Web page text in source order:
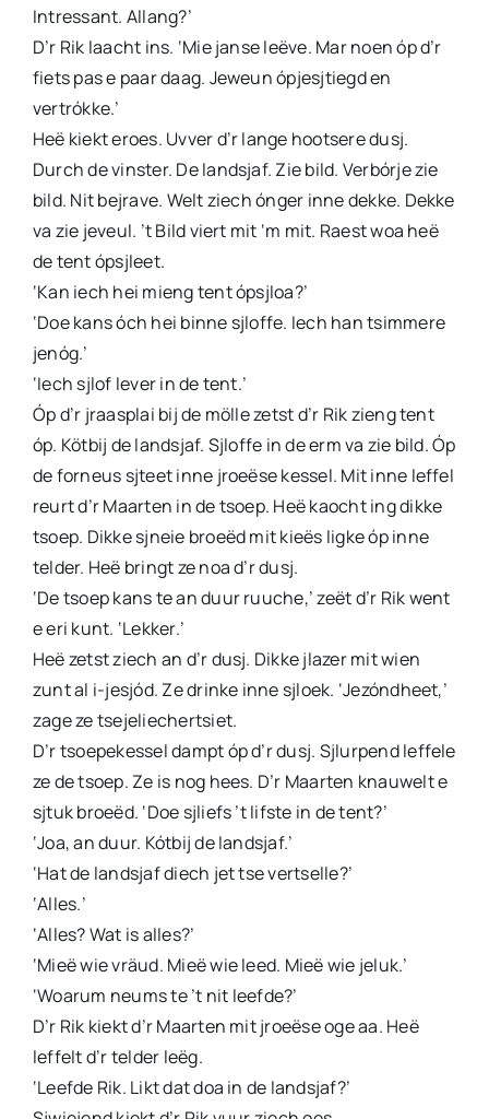
Intressant. Allang?’
D’r Rik laacht ins. ‘Mie janse leëve. Mar noen óp d’r
fiets pas e paar daag. Jeweun ópjesjtiegd en
vertrókke.’
Heë kiekt eroes. Uvver d’r lange hootsere dusj.
Durch de vinster. De landsjaf. Zie bild. Verbórje zie
bild. Nit bejrave. Welt ziech ónger inne dekke. Dekke
va zie jeveul. ’t Bild viert mit ‘m mit. Raest woa heë
de tent ópsjleet.
‘Kan iech hei mieng tent ópsjloa?’
‘Doe kans óch hei binne sjloffe. Iech han tsimmere
jenóg.’
‘Iech sjlof lever in de tent.’
Óp d’r jraasplai bij de mölle zetst d’r Rik zieng tent
óp. Kötbij de landsjaf. Sjloffe in de erm va zie bild. Óp
de forneus sjteet inne jroeëse kessel. Mit inne leffel
reurt d’r Maarten in de tsoep. Heë kaocht ing dikke
tsoep. Dikke sjneie broeëd mit kieës ligke óp inne
telder. Heë bringt ze noa d’r dusj.
‘De tsoep kans te an duur ruuche,’ zeët d’r Rik went
e eri kunt. ‘Lekker.’
Heë zetst ziech an d’r dusj. Dikke jlazer mit wien
zunt al i-jesjód. Ze drinke inne sjloek. ‘Jezóndheet,’
zage ze tsejeliechertsiet.
D’r tsoepekessel dampt óp d’r dusj. Sjlurpend leffele
ze de tsoep. Ze is nog hees. D’r Maarten knauwelt e
sjtuk broeëd. ‘Doe sjliefs ’t lifste in de tent?’
‘Joa, an duur. Kótbij de landsjaf.’
‘Hat de landsjaf diech jet tse vertselle?’
‘Alles.’
‘Alles? Wat is alles?’
‘Mieë wie vräud. Mieë wie leed. Mieë wie jeluk.’
‘Woarum neums te ’t nit leefde?’
D’r Rik kiekt d’r Maarten mit jroeëse oge aa. Heë
leffelt d’r telder leëg.
‘Leefde Rik. Likt dat doa in de landsjaf?’